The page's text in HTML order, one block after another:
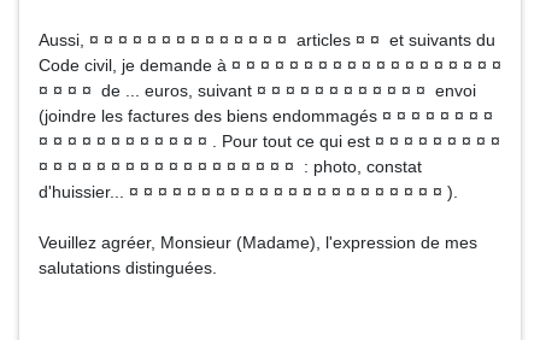
Aussi, ¤ ¤ ¤ ¤ ¤ ¤ ¤ ¤ ¤ ¤ ¤ ¤ ¤ ¤ articles ¤ ¤ et suivants du
Code civil, je demande à ¤ ¤ ¤ ¤ ¤ ¤ ¤ ¤ ¤ ¤ ¤ ¤ ¤ ¤ ¤ ¤ ¤ ¤ ¤
¤ ¤ ¤ ¤ de ... euros, suivant ¤ ¤ ¤ ¤ ¤ ¤ ¤ ¤ ¤ ¤ ¤ ¤ envoi
(joindre les factures des biens endommagés ¤ ¤ ¤ ¤ ¤ ¤ ¤ ¤
¤ ¤ ¤ ¤ ¤ ¤ ¤ ¤ ¤ ¤ ¤ ¤ . Pour tout ce qui est ¤ ¤ ¤ ¤ ¤ ¤ ¤ ¤ ¤
¤ ¤ ¤ ¤ ¤ ¤ ¤ ¤ ¤ ¤ ¤ ¤ ¤ ¤ ¤ ¤ ¤ ¤ : photo, constat
d'huissier... ¤ ¤ ¤ ¤ ¤ ¤ ¤ ¤ ¤ ¤ ¤ ¤ ¤ ¤ ¤ ¤ ¤ ¤ ¤ ¤ ¤ ¤ ).
Veuillez agréer, Monsieur (Madame), l'expression de mes
salutations distinguées.